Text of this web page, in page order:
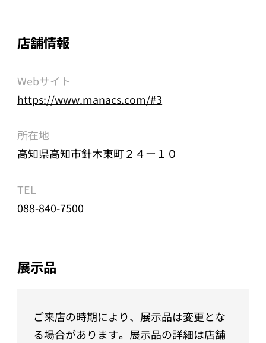
店舗情報
Webサイト
https://www.manacs.com/#3
所在地
高知県高知市針木東町２４ー１０
TEL
088-840-7500
展示品
ご来店の時期により、展示品は変更とな
る場合があります。展示品の詳細は店舗